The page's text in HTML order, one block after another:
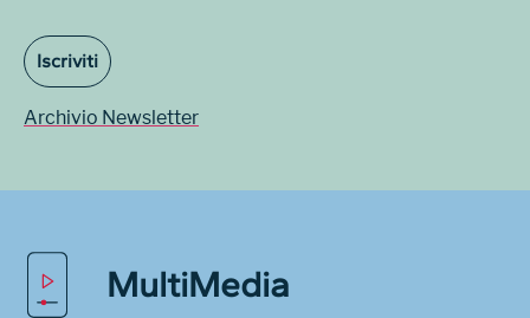
Iscriviti
Archivio Newsletter
MultiMedia